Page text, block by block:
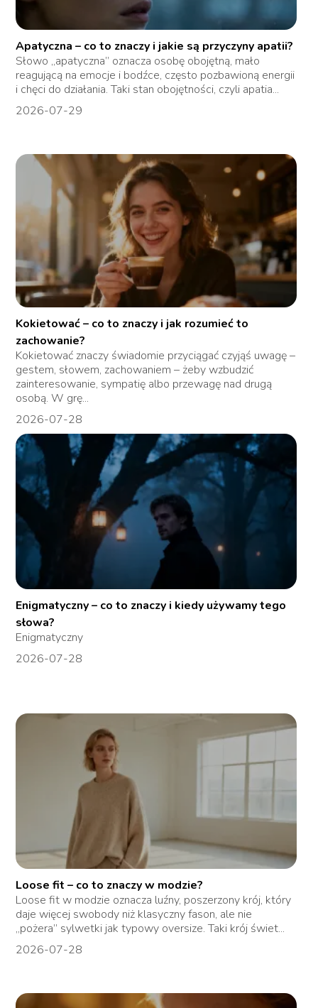
Apatyczna – co to znaczy i jakie są przyczyny apatii?
Słowo „apatyczna” oznacza osobę obojętną, mało
reagującą na emocje i bodźce, często pozbawioną energii
i chęci do działania. Taki stan obojętności, czyli apatia...
2026-07-29
Kokietować – co to znaczy i jak rozumieć to
zachowanie?
Kokietować znaczy świadomie przyciągać czyjąś uwagę –
gestem, słowem, zachowaniem – żeby wzbudzić
zainteresowanie, sympatię albo przewagę nad drugą
osobą. W grę...
2026-07-28
Enigmatyczny – co to znaczy i kiedy używamy tego
słowa?
Enigmatyczny
2026-07-28
Loose fit – co to znaczy w modzie?
Loose fit w modzie oznacza luźny, poszerzony krój, który
daje więcej swobody niż klasyczny fason, ale nie
„pożera” sylwetki jak typowy oversize. Taki krój świet...
2026-07-28